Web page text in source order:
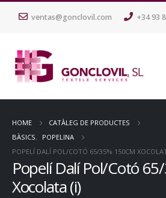
ventas@gonclovil.com +34 93
HOME
CATÀLEG DE PRODUCTES
BÀSICS,
POPELINA
POPELÍ DALÍ POL/COTÓ 65/35% 150CM
Popelí Dalí Pol/Cotó
Xocolata (i)